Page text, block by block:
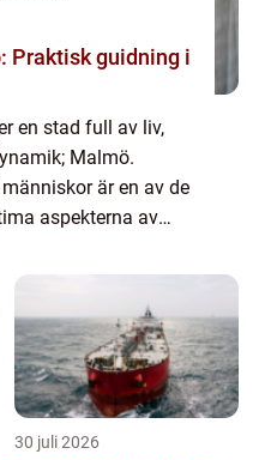
Praktisk guidning i
en stad full av liv,
Malmö.
är en av de
aspekterna av
30 juli 2026